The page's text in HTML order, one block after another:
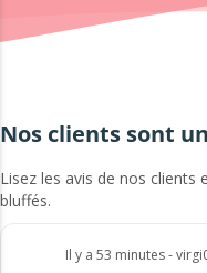
Nos clients sont
Lisez les avis de nos
bluffés.
Il y a 53 minutes -